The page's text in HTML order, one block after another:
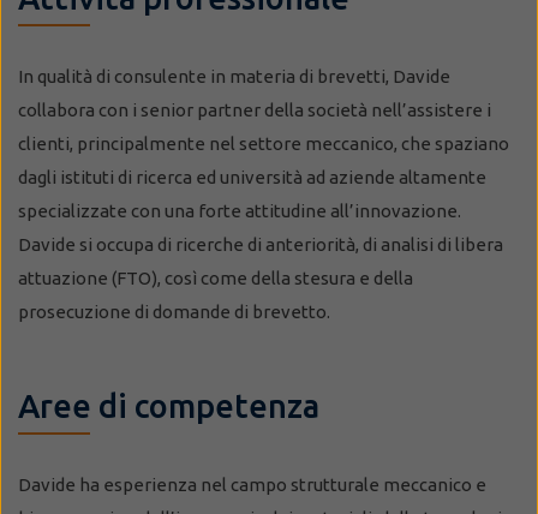
In qualità di consulente in materia di brevetti, Davide
collabora con i senior partner della società nell’assistere i
clienti, principalmente nel settore meccanico, che spaziano
dagli istituti di ricerca ed università ad aziende altamente
specializzate con una forte attitudine all’innovazione.
Davide si occupa di ricerche di anteriorità, di analisi di libera
attuazione (FTO), così come della stesura e della
prosecuzione di domande di brevetto.
Aree di competenza
Davide ha esperienza nel campo strutturale meccanico e